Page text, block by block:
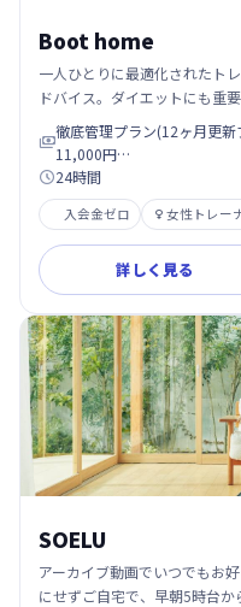
Boot home
一人ひとりに最適化されたト
ドバイス。ダイエットにも重

徹底管理プラン(12ヶ月更
11,000円…
24時間
入会金ゼロ  女性トレー
詳しく見る
SOELU
アーカイブ動画でいつでもお
にせずご自宅で、早朝5時台